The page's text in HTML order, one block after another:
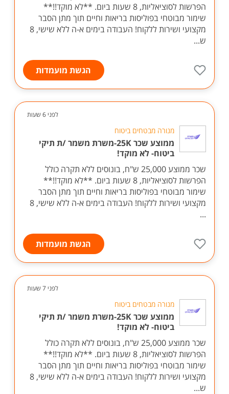
הפרשות לסוציאליות, 8 שעות ביום. **לא מוקד!!**
שימור מבוטחי בפוליסות בריאות וחיים תוך מתן הסבר
מקצועי ושירות ללקוח! העבודה בימים א-ה ללא שישי, 8
ש...
הגשת מועמדות
לפני 6 שעות
מנורה מבטחים ביטוח
ממוצע שכר 25K-משרת משמר /ת תיקי
ביטוח- לא מוקד!
שכר ממוצע 25,000 ש"ח, בונוסים ללא תקרה כולל
הפרשות לסוציאליות, 8 שעות ביום. **לא מוקד!!**
שימור מבוטחי בפוליסות בריאות וחיים תוך מתן הסבר
מקצועי ושירות ללקוח! העבודה בימים א-ה ללא שישי, 8
...
הגשת מועמדות
לפני 7 שעות
מנורה מבטחים ביטוח
ממוצע שכר 25K-משרת משמר /ת תיקי
ביטוח- לא מוקד!
שכר ממוצע 25,000 ש"ח, בונוסים ללא תקרה כולל
הפרשות לסוציאליות, 8 שעות ביום. **לא מוקד!!**
שימור מבוטחי בפוליסות בריאות וחיים תוך מתן הסבר
מקצועי ושירות ללקוח! העבודה בימים א-ה ללא שישי, 8
ש...